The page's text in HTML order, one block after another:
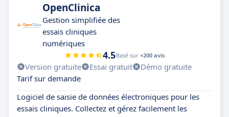
OpenClinica
Gestion simplifiée des
essais cliniques
numériques
4.5Basé sur +200 avis
Version gratuite Essai gratuit
Démo gratuite
Tarif sur demande
Logiciel de saisie de données électroniques pour les
essais cliniques. Collectez et gérez facilement les